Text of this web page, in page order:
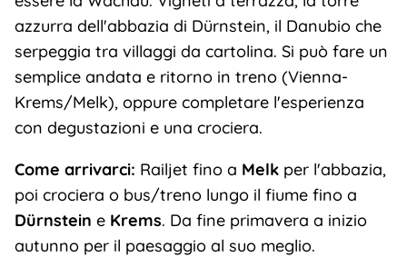
azzurra dell'abbazia di Dürnstein, il Danubio che
serpeggia tra villaggi da cartolina. Si può fare un
semplice andata e ritorno in treno (Vienna-
Krems/Melk), oppure completare l'esperienza
con degustazioni e una crociera.
Come arrivarci: Railjet fino a Melkper l'abbazia,
poi crociera o bus/treno lungo il fiume fino a
Dürnstein e Krems. Da fine primavera a inizio
autunno per il paesaggio al suo meglio.